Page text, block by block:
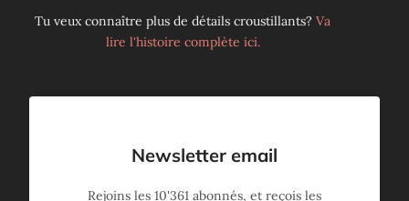
Tu veux connaître plus de détails croustillants? Va
lire l'histoire complète ici.
Newsletter email
Rejoins les 10'361 abonnés, et reçois les